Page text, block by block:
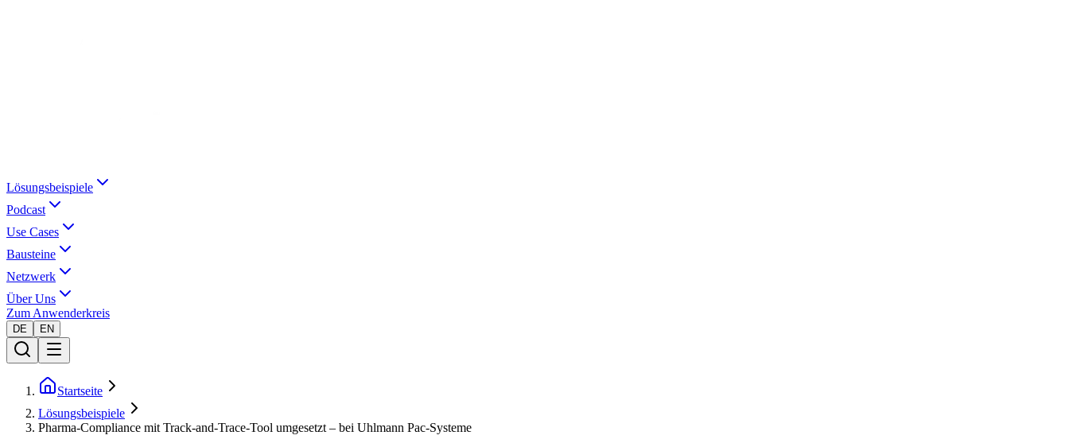
Lösungsbeispiele
Podcast
Use Cases
Bausteine
Netzwerk
Über Uns
Zum Anwenderkreis
DE EN
Startseite
Lösungsbeispiele
Pharma-Compliance mit Track-and-Trace-Tool umgesetzt – bei Uhlmann Pac-Systeme